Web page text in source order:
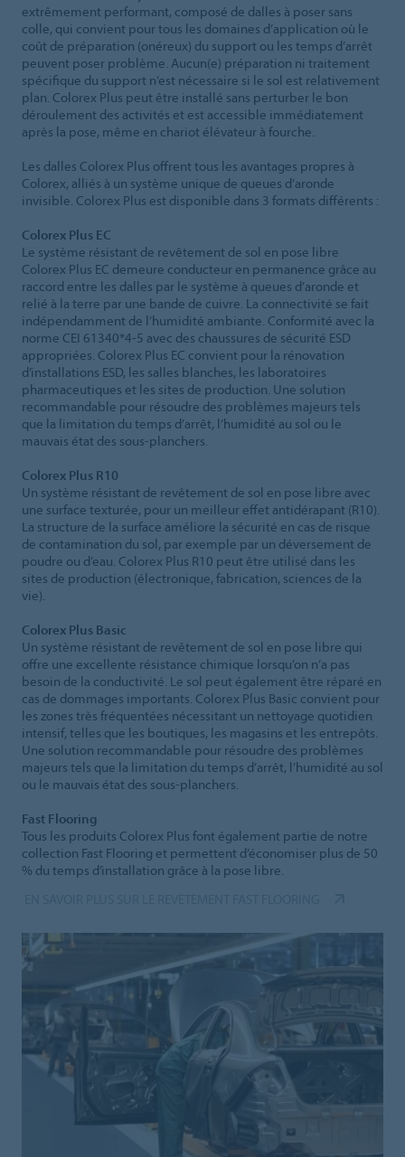
extrêmement performant, composé de dalles à poser sans
colle, qui convient pour tous les domaines d’application où le
coût de préparation (onéreux) du support ou les temps d’arrêt
peuvent poser problème. Aucun(e) préparation ni traitement
spécifique du support n’est nécessaire si le sol est relativement
plan. Colorex Plus peut être installé sans perturber le bon
déroulement des activités et est accessible immédiatement
après la pose, même en chariot élévateur à fourche.
Les dalles Colorex Plus offrent tous les avantages propres à
Colorex, alliés à un système unique de queues d’aronde
invisible. Colorex Plus est disponible dans 3 formats différents :
Colorex Plus EC
Le système résistant de revêtement de sol en pose libre
Colorex Plus EC demeure conducteur en permanence grâce au
raccord entre les dalles par le système à queues d’aronde et
relié à la terre par une bande de cuivre. La connectivité se fait
indépendamment de l’humidité ambiante. Conformité avec la
norme CEI 61340*4-5 avec des chaussures de sécurité ESD
appropriées. Colorex Plus EC convient pour la rénovation
d’installations ESD, les salles blanches, les laboratoires
pharmaceutiques et les sites de production. Une solution
recommandable pour résoudre des problèmes majeurs tels
que la limitation du temps d’arrêt, l’humidité au sol ou le
mauvais état des sous-planchers.
Colorex Plus R10
Un système résistant de revêtement de sol en pose libre avec
une surface texturée, pour un meilleur effet antidérapant (R10).
La structure de la surface améliore la sécurité en cas de risque
de contamination du sol, par exemple par un déversement de
poudre ou d’eau. Colorex Plus R10 peut être utilisé dans les
sites de production (électronique, fabrication, sciences de la
vie).
Colorex Plus Basic
Un système résistant de revêtement de sol en pose libre qui
offre une excellente résistance chimique lorsqu’on n’a pas
besoin de la conductivité. Le sol peut également être réparé en
cas de dommages importants. Colorex Plus Basic convient pour
les zones très fréquentées nécessitant un nettoyage quotidien
intensif, telles que les boutiques, les magasins et les entrepôts.
Une solution recommandable pour résoudre des problèmes
majeurs tels que la limitation du temps d’arrêt, l’humidité au sol
ou le mauvais état des sous-planchers.
Fast Flooring
Tous les produits Colorex Plus font également partie de notre
collection Fast Flooring et permettent d’économiser plus de 50
% du temps d’installation grâce à la pose libre.